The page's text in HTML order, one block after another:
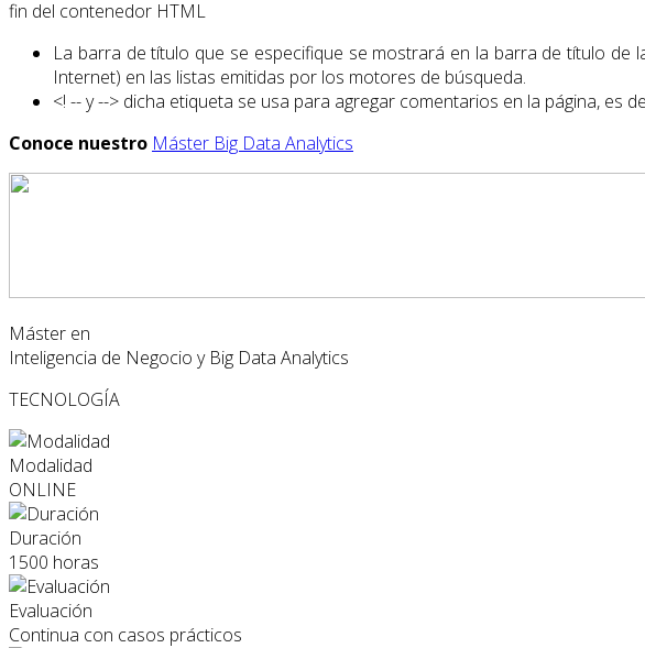
fin del contenedor HTML
La barra de título que se especifique se mostrará en la barra de título de
Internet) en las listas emitidas por los motores de búsqueda.
<! -- y --> dicha etiqueta se usa para agregar comentarios en la página, es
Conoce nuestro Máster Big Data Analytics
Máster en
Inteligencia de Negocio y Big Data Analytics
TECNOLOGÍA
Modalidad
ONLINE
Duración
1500 horas
Evaluación
Continua con casos prácticos